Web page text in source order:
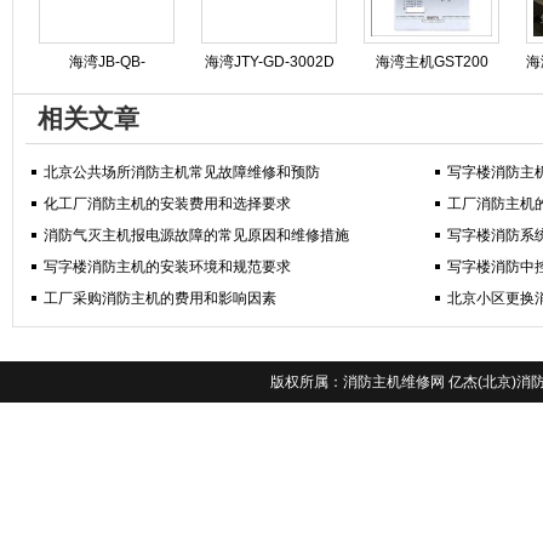
海湾JB-QB-
GST5000消防主机操
作步骤规程
海湾JTY-GD-3002D
烟感维护保养
海湾主机GST200
GST500 GST5000
相关文章
北京公共场所消防主机常见故障维修和预防
写字楼消防主
化工厂消防主机的安装费用和选择要求
工厂消防主机
消防气灭主机报电源故障的常见原因和维修措施
写字楼消防系
写字楼消防主机的安装环境和规范要求
写字楼消防中
工厂采购消防主机的费用和影响因素
北京小区更换
版权所属： 消防主机维修网 亿杰(北京)消